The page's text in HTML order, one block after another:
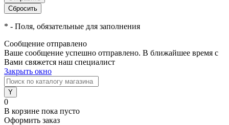
* - Поля, обязательные для заполнения
Сообщение отправлено
Ваше сообщение успешно отправлено. В ближайшее время с
Вами свяжется наш специалист
Закрыть окно
0
В корзине пока пусто
Оформить заказ